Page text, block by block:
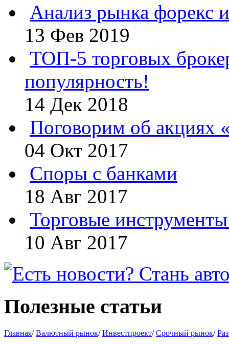
Анализ рынка форекс
13 Фев 2019
ТОП-5 торговых
популярность!
14 Дек 2018
Поговорим об акциях
04 Окт 2017
Споры с банками
18 Авг 2017
Торговые
10 Авг 2017
Полезные статьи
Главная/Валютный рынок/Инвестпроект/Срочный рынок/